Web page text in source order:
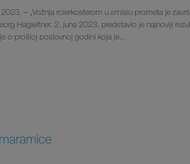
– „Vožnja rolerkosterom u smislu prometa je
Hagleitner. 2. juna 2023. predstavio je najnoviji
o prošloj poslovnoj godini koja je...